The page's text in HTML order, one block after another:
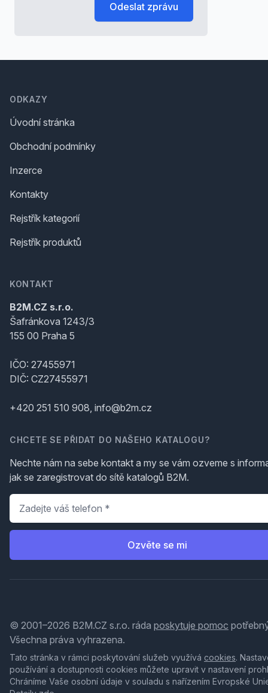
Odeslat zprávu
ODKAZY
Úvodní stránka
Obchodní podmínky
Inzerce
Kontakty
Rejstřík kategorií
Rejstřík produktů
KONTAKT
B2M.CZ s.r.o.
Šafránkova 1243/3
155 00 Praha 5
IČO: 27455971
DIČ: CZ27455971
+420 251 510 908, info@b2m.cz
CHCETE SE PŘIDAT DO NAŠEHO KATALOGU?
Nechte nám na sebe kontakt a my se vám ozveme s
jak se zaregistrovat do sítě katalogů B2M.
Telefon
Ozvěte se mi
© 2001–2026 B2M.CZ s.r.o. ráda poskytuje pomoc
Všechna práva vyhrazena.
Tato stránka v rámci poskytování služeb využívá cookies.
používání a dostupnosti cookies můžete upravit v nastavení
Chráníme Vaše osobní údaje v souladu s nařízením Evropské